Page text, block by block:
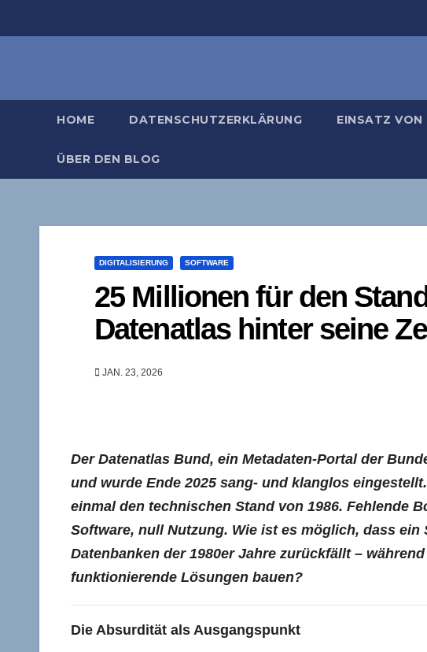
Inhalt
HOME DATENSCHUTZERKLÄRUNG EINSATZ
ÜBER DEN BLOG
DIGITALISIERUNG SOFTWARE
25 Millionen für den
Datenatlas hinter seine
JAN. 23, 2026
Der Datenatlas Bund, ein Metadaten-Portal der
und wurde Ende 2025 sang- und klanglos
einmal den technischen Stand von 1986. Fehlende
Software, null Nutzung. Wie ist es möglich, dass
Datenbanken der 1980er Jahre zurückfällt –
funktionierende Lösungen bauen?
Die Absurdität als Ausgangspunkt